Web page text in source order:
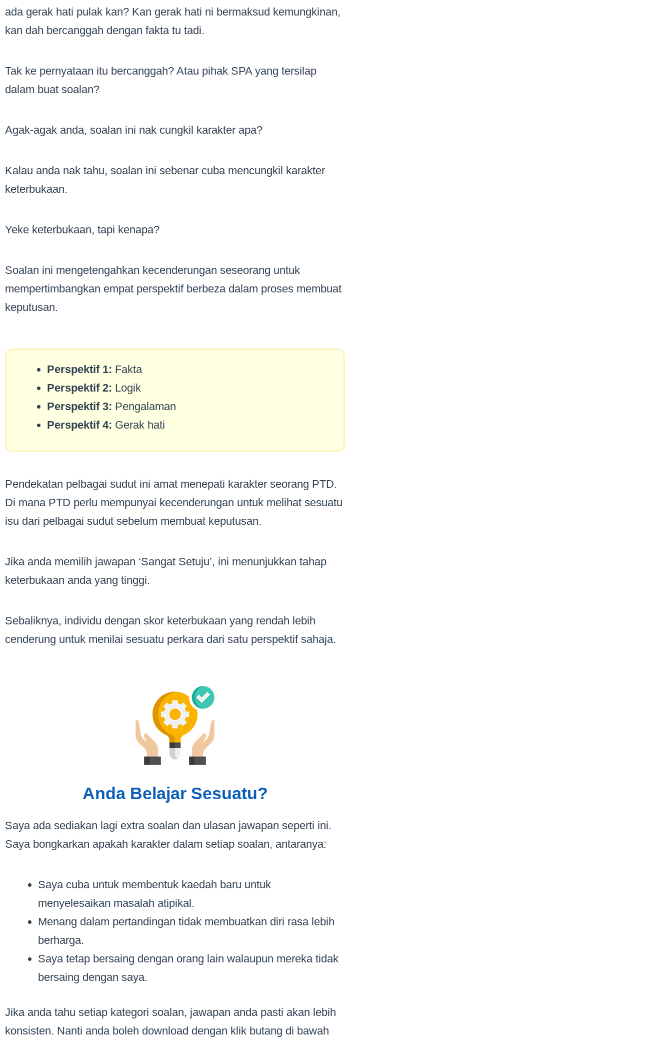
ada gerak hati pulak kan? Kan gerak hati ni bermaksud kemungkinan,
kan dah bercanggah dengan fakta tu tadi.
Tak ke pernyataan itu bercanggah? Atau pihak SPA yang tersilap
dalam buat soalan?
Agak-agak anda, soalan ini nak cungkil karakter apa?
Kalau anda nak tahu, soalan ini sebenar cuba mencungkil karakter
keterbukaan.
Yeke keterbukaan, tapi kenapa?
Soalan ini mengetengahkan kecenderungan seseorang untuk
mempertimbangkan empat perspektif berbeza dalam proses membuat
keputusan.
Perspektif 1: Fakta
Perspektif 2: Logik
Perspektif 3: Pengalaman
Perspektif 4: Gerak hati
Pendekatan pelbagai sudut ini amat menepati karakter seorang PTD.
Di mana PTD perlu mempunyai kecenderungan untuk melihat sesuatu
isu dari pelbagai sudut sebelum membuat keputusan.
Jika anda memilih jawapan ‘Sangat Setuju’, ini menunjukkan tahap
keterbukaan anda yang tinggi.
Sebaliknya, individu dengan skor keterbukaan yang rendah lebih
cenderung untuk menilai sesuatu perkara dari satu perspektif sahaja.
Anda Belajar Sesuatu?
Saya ada sediakan lagi extra soalan dan ulasan jawapan seperti ini.
Saya bongkarkan apakah karakter dalam setiap soalan, antaranya:
Saya cuba untuk membentuk kaedah baru untuk
menyelesaikan masalah atipikal.
Menang dalam pertandingan tidak membuatkan diri rasa lebih
berharga.
Saya tetap bersaing dengan orang lain walaupun mereka tidak
bersaing dengan saya.
Jika anda tahu setiap kategori soalan, jawapan anda pasti akan lebih
konsisten. Nanti anda boleh download dengan klik butang di bawah